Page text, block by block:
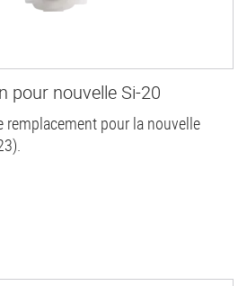
pour nouvelle Si-20
remplacement pour la nouvelle